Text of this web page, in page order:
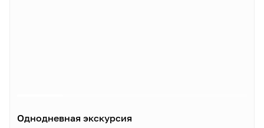
Однодневная экскурсия